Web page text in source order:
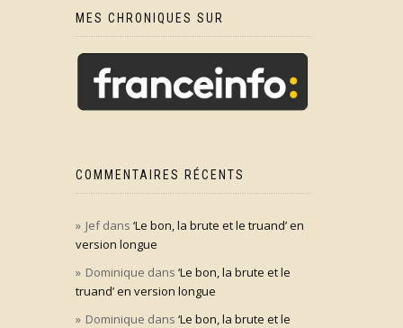
MES CHRONIQUES SUR
COMMENTAIRES RÉCENTS
Jefdans ‘Le bon, la brute et le truand’ en
version longue
Dominique dans ‘Le bon, la brute et le
truand’ en version longue
Dominique dans ‘Le bon, la brute et le